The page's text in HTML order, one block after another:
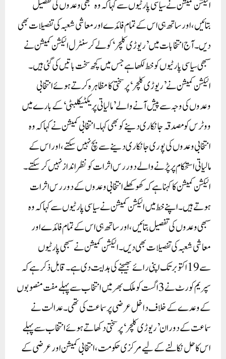
الیکشن کمیشن نے سیاسی پارٹیوں سے کہا کہ وہ سبھی وعدوں کی تفصیل
بتائیں، اور ساتھ ہی اس کے تمام فائدے اور معاشی شعبہ کی تفصیلات بھی
دیں۔آج انتخابات میں ’ریوڑی کلچر‘ کو لے کر سنٹرل الیکشن کمیشن نے
سبھی سیاسی پارٹیوں کو خط لکھا ہے جس میں کچھ سخت باتیں کی گئی ہیں۔
الیکشن کمیشن نے ’ریوڑی کلچر‘ پر سختی کا مظاہرہ کرتے ہوئے انتخابی
وعدوں کی وجہ سے پیش آنے والے ’مالیاتی پریکٹیکلبٹی‘ کے بارے میں
ووٹرس کو مصدقہ جانکاری دینے کو بھی کہا۔ انتخابی کمیشن نے کہا کہ وہ
انتخابی وعدوں کی پوری جانکاری دینے سے بچ نہیں سکتے، اور اس کے
مالیاتی استحکام پر پڑنے والے دور رس اثرات کو نظر انداز نہیں کر سکتے۔
الیکشن کمیشن کا کہنا ہے کہ کھوکھلے انتخابی وعدوں کے دور رس اثرات
ہوتے ہیں۔ اپنے خط میں الیکشن کمیشن نے سیاسی پارٹیوں سے کہا کہ وہ
سبھی وعدوں کی تفصیل بتائیں، اور ساتھ ہی اس کے تمام فائدے اور
معاشی شعبہ کی تفصیلات بھی دیں۔ الیکشن کمیشن نے سبھی پارٹیوں
سے 19 اکتوبر تک اپنی رائے بھیجنے کی ہدایت دی ہے۔قابل ذکر ہے کہ
سپریم کورٹ نے 3 اگست کو ملک بھر میں انتخاب سے پہلے مفت منصوبوں
کے وعدے کے خلاف داخل عرضی پر سماعت کی تھی۔ عدالت نے
سماعت کے دوران ’ریوڑی کلچر‘ پر سختی دکھاتے ہوئے انتخاب سے پہلے
اس کا حل نکالنے کے لیے مرکزی حکومت، انتخابی کمیشن اور عرضی کے